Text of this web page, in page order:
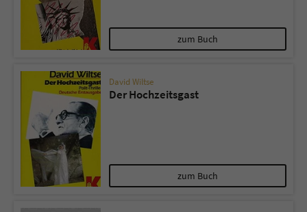
zum Buch
David Wiltse
Der Hochzeitsgast
zum Buch
Name tx_pwcomments_ahash
Laufzeit 1 Jahr
Zweck Cookie für Kommentare einzelner Buchtitel
Name